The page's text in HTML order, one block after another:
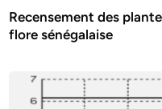
Recensement des
flore sénégalaise